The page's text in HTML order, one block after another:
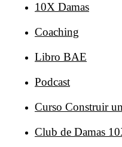
10X Damas
Coaching
Libro BAE
Podcast
Curso Construir
Club de Damas